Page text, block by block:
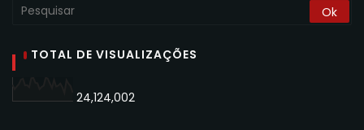
TOTAL DE VISUALIZAÇÕES
24,124,002